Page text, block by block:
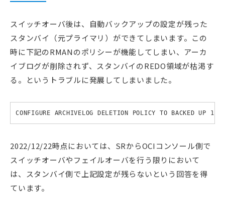
スイッチオーバ後は、自動バックアップの設定が残った
スタンバイ（元プライマリ）ができてしまいます。この
時に下記のRMANのポリシーが機能してしまい、アーカ
イブログが削除されず、スタンバイのREDO領域が枯渇す
る。というトラブルに発展してしまいました。
CONFIGURE ARCHIVELOG DELETION POLICY TO BACKED UP
2022/12/22時点においては、SRからOCIコンソール側で
スイッチオーバやフェイルオーバを行う限りにおいて
は、スタンバイ側で上記設定が残らないという回答を得
ています。